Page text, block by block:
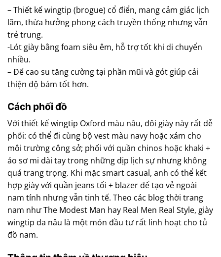
– Thiết kế wingtip (brogue) cổ điển, mang cảm giác lịch
lãm, thừa hưởng phong cách truyền thống nhưng vẫn
trẻ trung.
-Lót giày bằng foam siêu êm, hỗ trợ tốt khi di chuyển
nhiều.
– Đế cao su tăng cường tại phần mũi và gót giúp cải
thiện độ bám tốt hơn.
Cách phối đồ
Với thiết kế wingtip Oxford màu nâu, đôi giày này rất dễ
phối: có thể đi cùng bộ vest màu navy hoặc xám cho
môi trường công sở; phối với quần chinos hoặc khaki +
áo sơ mi dài tay trong những dịp lịch sự nhưng không
quá trang trọng. Khi mặc smart casual, anh có thể kết
hợp giày với quần jeans tối + blazer để tạo vẻ ngoài
nam tính nhưng vẫn tinh tế. Theo các blog thời trang
nam như The Modest Man hay Real Men Real Style, giày
wingtip da nâu là một món đầu tư rất linh hoạt cho tủ
đồ nam.